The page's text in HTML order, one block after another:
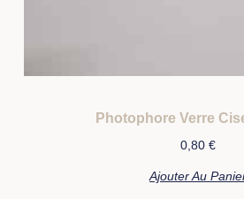
Photophore Verre
0,80 €
Ajouter Au